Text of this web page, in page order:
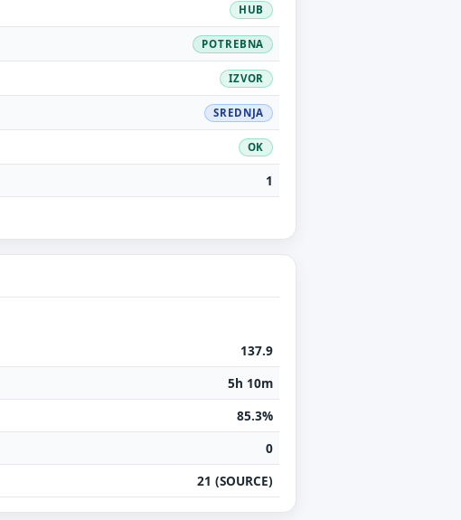
HUB
POTREBNA
IZVOR
SREDNJA
OK
1
137.9
5h 10m
85.3%
0
21 (SOURCE)